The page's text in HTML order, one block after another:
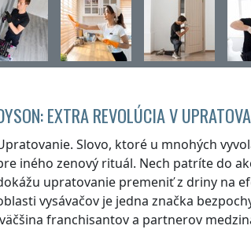
EXTRA REVOLÚCIA V
Slovo, ktoré u mnohých
iného zenový rituál. Nech patríte do
upratovanie premeniť z driny na
vysávačov je jedna značka
franchisantov a partnerov